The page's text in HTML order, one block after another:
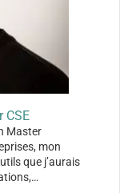
CSE
Master
mon
que j’aurais